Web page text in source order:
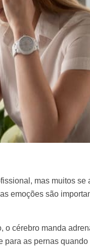
mas muitos se
emoções são
o cérebro manda
para as pernas